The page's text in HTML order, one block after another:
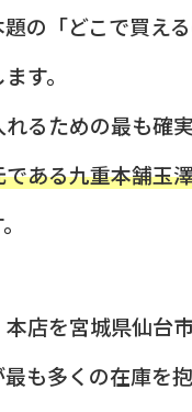
の「どこで買え
す。
るための最も確
である九重本舗玉
店を宮城県仙台
も多くの在庫を